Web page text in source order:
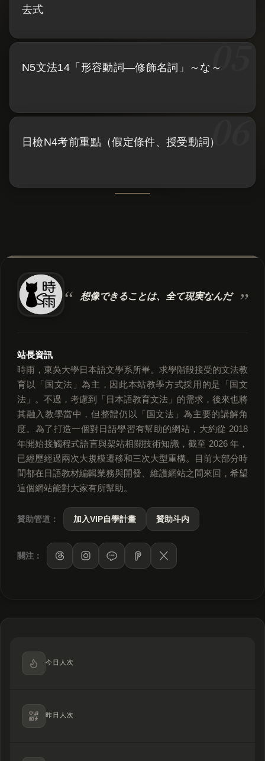
去式
N5文法14「形容動詞—修飾名詞」～な～
日檢N4考前重點（假定條件、授受動詞）
想像できることは、 全て現実なんだ
站長資訊
時雨，東吳大學日本語文學系所畢。求學階段接受的文法教
育以「国文法」為主，因此本站教學方式採用的是「国文
法」。不過，考慮到「日本語教育文法」的需求，後來也將
其融入教學當中，但整體仍以「国文法」為主要的講解角
度。為了打造一個對日語學習有幫助的網站，大約從 2018
年開始接觸程式語言與架站相關技術知識，截至 2026 年，
已經歷經過兩次大規模遷移和三次大型重構。目前大部分時
間都在日語教材編輯業務與開發、維護網站之間來回，希望
這個網站能對大家有所幫助。
贊助管道： 加入VIP自學計畫 贊助斗内
關注： LINE
今日人次
昨日人次